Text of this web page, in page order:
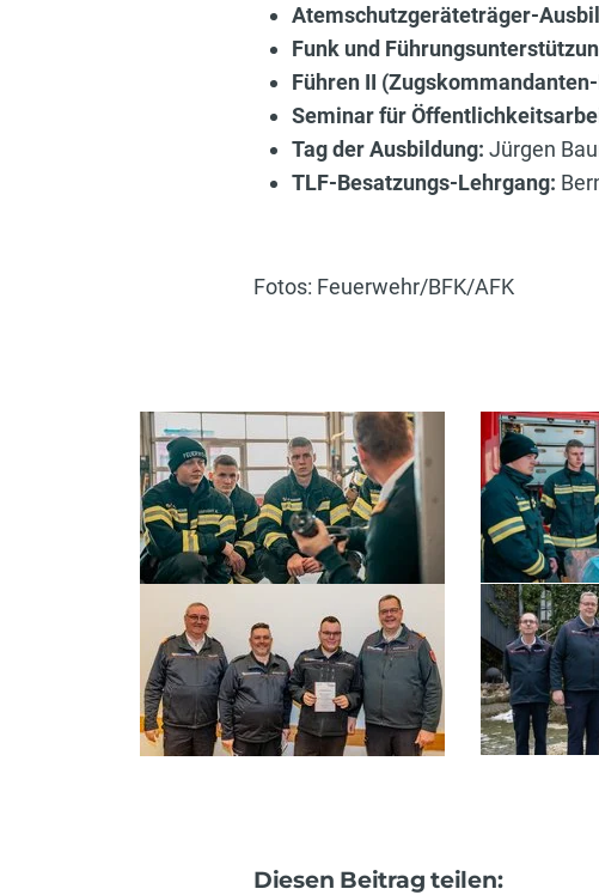
Atemschutzgeräteträger-
Funk und
Führen II
Seminar für
Tag der Ausbildung: Jürgen
TLF-Besatzungs-Lehrgang:
Fotos: Feuerwehr/BFK/AFK
Diesen Beitrag teilen: